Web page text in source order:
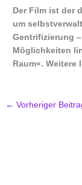
Der Film ist der
um
Gentrifizierung
Möglichkeiten
Raum«.
← Vorheriger